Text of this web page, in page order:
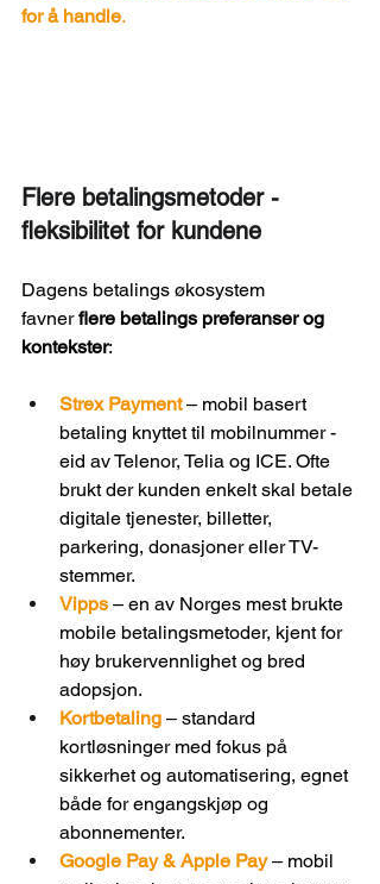
for å handle.
Flere betalingsmetoder -
fleksibilitet for kundene
Dagens betalings økosystem
favner flere betalings preferanser og
kontekster:
Strex Payment – mobil basert
betaling knyttet til mobilnummer -
eid av Telenor, Telia og ICE. Ofte
brukt der kunden enkelt skal betale
digitale tjenester, billetter,
parkering, donasjoner eller TV-
stemmer.
Vipps – en av Norges mest brukte
mobile betalingsmetoder, kjent for
høy brukervennlighet og bred
adopsjon.
Kortbetaling – standard
kortløsninger med fokus på
sikkerhet og automatisering, egnet
både for engangskjøp og
abonnementer.
Google Pay & Apple Pay – mobil